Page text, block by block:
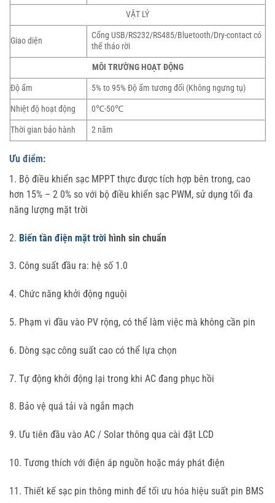
VẬT LÝ
Giao diện
Cổng USB/RS232/RS485/Bluetooth/Dry-contact có
thể tháo rời
MÔI TRƯỜNG HOẠT ĐỘNG
Độ ẩm
5% to 95% Độ ẩm tương đối (Không ngưng tụ)
Nhiệt độ hoạt động
0℃-50℃
Thời gian bảo hành
2 năm
Ưu điểm:
1. Bộ điều khiển sạc MPPT thực được tích hợp bên trong, cao
hơn 15% – 2 0% so với bộ điều khiển sạc PWM, sử dụng tối đa
năng lượng mặt trời
2. Biến tần điện mặt trời hình sin chuẩn
3. Công suất đầu ra: hệ số 1.0
4. Chức năng khởi động nguội
5. Phạm vi đầu vào PV rộng, có thể làm việc mà không cần pin
6. Dòng sạc công suất cao có thể lựa chọn
7. Tự động khởi động lại trong khi AC đang phục hồi
8. Bảo vệ quá tải và ngắn mạch
9. Ưu tiên đầu vào AC / Solar thông qua cài đặt LCD
10. Tương thích với điện áp nguồn hoặc máy phát điện
11. Thiết kế sạc pin thông minh để tối ưu hóa hiệu suất pin BMS